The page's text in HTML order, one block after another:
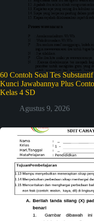
60 Contoh Soal Tes
Kunci Jawabannya Plus
Kelas 4 SD
Agustus 9, 2026